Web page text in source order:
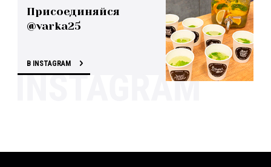
Присоединяйся
@varka25
В INSTAGRAM